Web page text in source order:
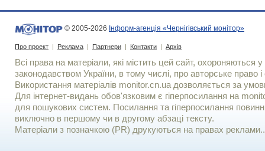
© 2005-2026 Інформ-агенція «Чернігівський монітор»
Про проект | Реклама | Партнери | Контакти | Архів
Всі права на матеріали, які містить цей сайт, охороняються у
законодавством України, в тому числі, про авторське право і
Використання матерiалiв monitor.cn.ua дозволяється за
Для iнтернет-видань обов'язковим є гiперпосилання на
для пошукових систем. Посилання та гіперпосилання
виключно в першому чи в другому абзаці тексту.
Матеріали з позначкою (PR) друкуються на правах реклами..